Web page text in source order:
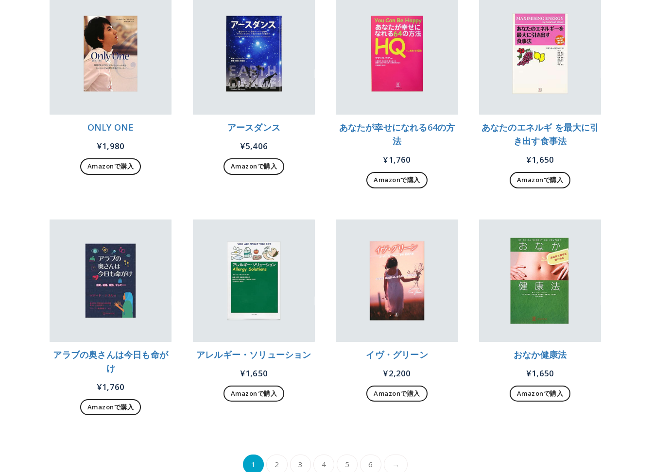
ONLY ONE
¥1,980
Amazonで購入
アースダンス
¥5,406
Amazonで購入
あなたが幸せになれる64の方
法
¥1,760
Amazonで購入
あなたのエネルギ を最大に引
き出す食事法
¥1,650
Amazonで購入
アラブの奥さんは今日も命が
け
¥1,760
Amazonで購入
アレルギー・ソリューション
¥1,650
Amazonで購入
イヴ・グリーン
¥2,200
Amazonで購入
おなか健康法
¥1,650
Amazonで購入
1 2 3 4 5 6 →